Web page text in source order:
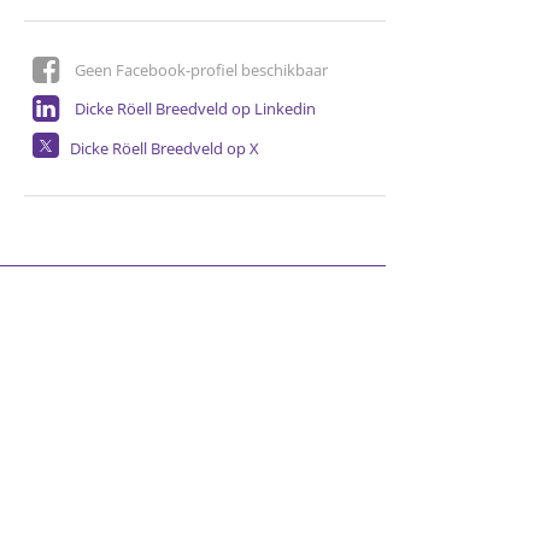
Geen Facebook-profiel beschikbaar
Dicke Röell Breedveld op Linkedin
Dicke Röell Breedveld op X